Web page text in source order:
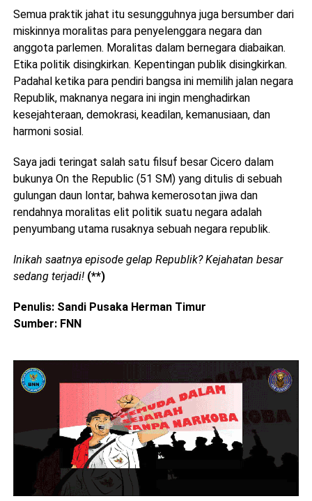
Semua praktik jahat itu sesungguhnya juga bersumber dari
miskinnya moralitas para penyelenggara negara dan
anggota parlemen. Moralitas dalam bernegara diabaikan.
Etika politik disingkirkan. Kepentingan publik disingkirkan.
Padahal ketika para pendiri bangsa ini memilih jalan negara
Republik, maknanya negara ini ingin menghadirkan
kesejahteraan, demokrasi, keadilan, kemanusiaan, dan
harmoni sosial.
Saya jadi teringat salah satu filsuf besar Cicero dalam
bukunya On the Republic (51 SM) yang ditulis di sebuah
gulungan daun lontar, bahwa kemerosotan jiwa dan
rendahnya moralitas elit politik suatu negara adalah
penyumbang utama rusaknya sebuah negara republik.
Inikah saatnya episode gelap Republik? Kejahatan besar
sedang terjadi! (**)
Penulis: Sandi Pusaka Herman Timur
Sumber: FNN